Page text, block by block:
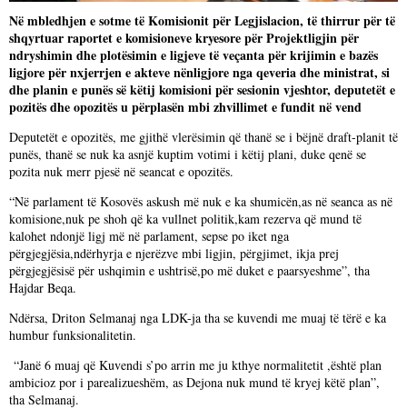
Në mbledhjen e sotme të Komisionit për Legjislacion, të thirrur për të
shqyrtuar raportet e komisioneve kryesore për Projektligjin për
ndryshimin dhe plotësimin e ligjeve të veçanta për krijimin e bazës
ligjore për nxjerrjen e akteve nënligjore nga qeveria dhe ministrat, si
dhe planin e punës së këtij komisioni për sesionin vjeshtor, deputetët e
pozitës dhe opozitës u përplasën mbi zhvillimet e fundit në vend
Deputetët e opozitës, me gjithë vlerësimin që thanë se i bëjnë draft-planit të
punës, thanë se nuk ka asnjë kuptim votimi i këtij plani, duke qenë se
pozita nuk merr pjesë në seancat e opozitës.
“Në parlament të Kosovës askush më nuk e ka shumicën,as në seanca as në
komisione,nuk pe shoh që ka vullnet politik,kam rezerva që mund të
kalohet ndonjë ligj më në parlament, sepse po iket nga
përgjegjësia,ndërhyrja e njerëzve mbi ligjin, përgjimet, ikja prej
përgjegjësisë për ushqimin e ushtrisë,po më duket e paarsyeshme”, tha
Hajdar Beqa.
Ndërsa, Driton Selmanaj nga LDK-ja tha se kuvendi me muaj të tërë e ka
humbur funksionalitetin.
“Janë 6 muaj që Kuvendi s’po arrin me ju kthye normalitetit ,është plan
ambicioz por i parealizueshëm, as Dejona nuk mund të kryej këtë plan”,
tha Selmanaj.